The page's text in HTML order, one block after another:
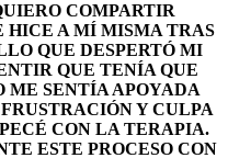
COMPARTIR
HICE A MÍ MISMA TRAS
QUE DESPERTÓ MI
QUE TENÍA QUE
ME SENTÍA APOYADA
Y CULPA
CON LA TERAPIA.
ESTE PROCESO CON